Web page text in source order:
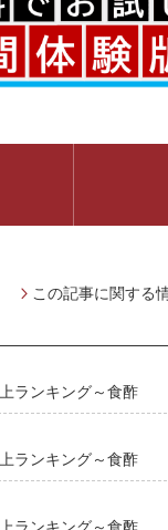
この記事に関する
ランキング～食酢
ランキング～食酢
ランキング～食酢